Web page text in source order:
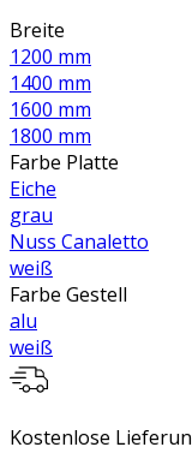
Breite
1200 mm
1400 mm
1600 mm
1800 mm
Farbe Platte
Eiche
grau
Nuss Canaletto
weiß
Farbe Gestell
alu
weiß
Kostenlose